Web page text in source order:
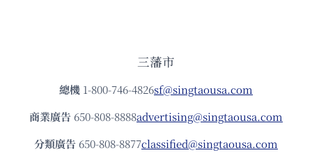
三藩市
總機 1-800-746-4826sf@singtaousa.com
商業廣告 650-808-8888advertising@singtaousa.com
分類廣告 650-808-8877classified@singtaousa.com